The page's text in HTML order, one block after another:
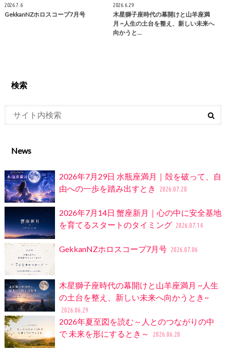
2026.7.6
GekkanNZホロスコープ7月号
2026.6.29
木星獅子座時代の幕開けと山羊座満
月 ~人生の土台を整え、新しい未来へ
向かうと…
検索
News
2026年7月29日 水瓶座満月｜殻を破って、自
由への一歩を踏み出すとき
2026.07.28
2026年7月14日 蟹座新月｜心の中に安全基地
を育てるスタートのタイミング 2026.07.14
GekkanNZホロスコープ7月号 2026.07.06
木星獅子座時代の幕開けと山羊座満月 ~人生
の土台を整え、新しい未来へ向かうとき~
2026.06.29
2026年夏至図を読む～人とのつながりの中
で 未来を形にするとき～
2026.06.20